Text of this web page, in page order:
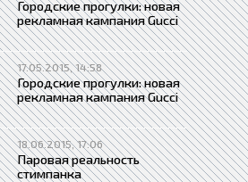
Городские прогулки: новая
рекламная кампания Gucci
17.05.2015, 14:58
Городские прогулки: новая
рекламная кампания Gucci
18.06.2015, 17:06
Паровая реальность
стимпанка